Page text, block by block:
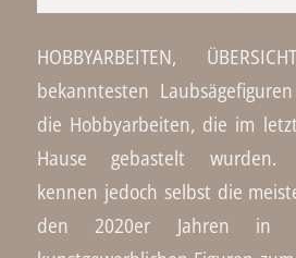
HOBBYARBEITEN,
bekanntesten
die Hobbyarbeiten, die im
Hause gebastelt wurden.
kennen jedoch selbst die
den 2020er Jahren in